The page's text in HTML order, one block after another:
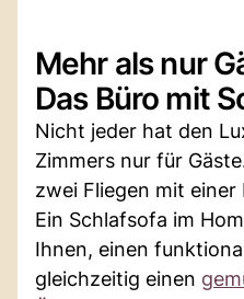
Mehr als nur
Das Büro mit
Nicht jeder hat den
Zimmers nur für
zwei Fliegen mit einer
Ein Schlafsofa im
Ihnen, einen
gleichzeitig einen